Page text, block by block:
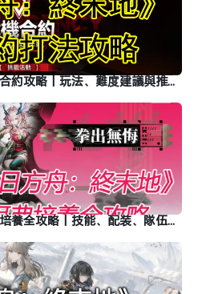
《明日方舟：終末地》危機合約攻略丨玩法、難度建議與推薦隊伍
《明日方舟：終末地》弭弗培養全攻略丨技能、配装、隊伍搭配